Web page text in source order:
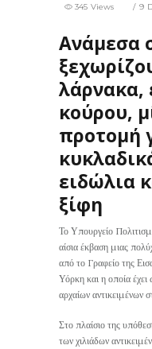
9
345 Views
Ανάμεσα
λάρνακα,
κούρου,
προτομή
ειδώλια
ξίφη
Το Υπουργείο
αίσια έκβαση μιας
από το Γραφείο της
Υόρκη και η οποία
αρχαίων αντικειμένων
Στο πλαίσιο της
των χιλιάδων